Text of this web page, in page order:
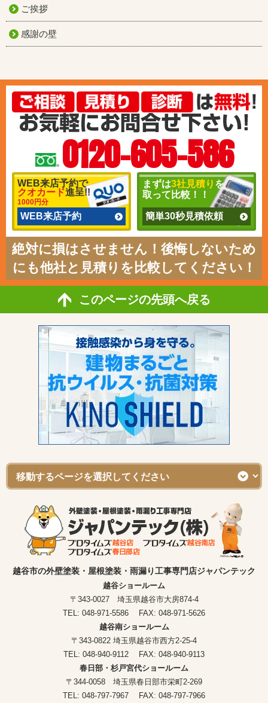
ご挨拶
感謝の壁
0120-605-586
WEB来店予約で
クオカード進呈!!
1000円分
WEB来店予約
まずは3社見積り を
取って比較！！
簡単30秒見積依頼
絶対に損はさせません！後悔しないため
にも他社と見積りを比較してください！
このページの先頭へ戻る
越谷市の外壁塗装・屋根塗装・雨漏り工事専門店ジャパンテック
越谷ショールーム
〒343-0027 埼玉県越谷市大房874-4
TEL: 048-971-5586 FAX: 048-971-5626
越谷南ショールーム
〒343-0822 埼玉県越谷市西方2-25-4
TEL: 048-940-9112 FAX: 048-940-9113
春日部・杉戸宮代ショールーム
〒344-0058 埼玉県春日部市栄町2-269
TEL: 048-797-7967 FAX: 048-797-7966